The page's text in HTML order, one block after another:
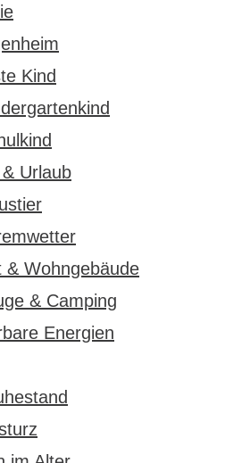
Kind
Urlaub
& Wohngebäude
& Camping
Energien